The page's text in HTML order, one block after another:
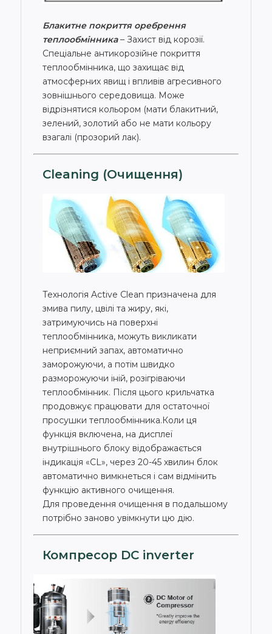
Блакитне покриття оребрення
теплообмінника– Захист від корозії.
Спеціальне антикорозійне покриття
теплообмінника, що захищає від
атмосферних явищ і впливів агресивного
зовнішнього середовища. Може
відрізнятися кольором (мати блакитний,
зелений, золотий або не мати кольору
взагалі (прозорий лак).
Cleaning (Очищення)
Технологія Active Clean призначена для
змива пилу, цвілі та жиру, які,
затримуючись на поверхні
теплообмінника, можуть викликати
неприємний запах, автоматично
заморожуючи, а потім швидко
разморожуючи іній, розігріваючи
теплообмінник. Після цього крильчатка
продовжує працювати для остаточної
просушки теплообмінника.Коли ця
функція включена, на дисплеї
внутрішнього блоку відображається
індикація «CL», через 20-45 хвилин блок
автоматично вимкнеться і сам відмінить
функцію активного очищення.
Для проведення очищення в подальшому
потрібно заново увімкнути цю дію.
Компресор DC inverter